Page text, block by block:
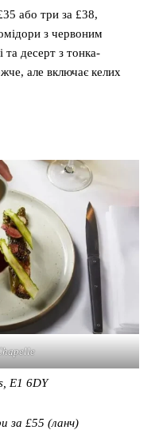
або три за £38,
з червоним
та десерт з тонка-
але включає келих
E1 6DY
за £55 (ланч)